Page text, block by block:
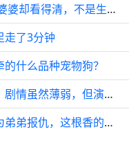
柳玉茹跟婆婆生分了 婆婆却看得清，不是生分是伤心！
走了3分钟
什么品种宠物狗？
脸部轮廓确实吸引人，剧情虽然薄弱，但演员的颜值为作品增色不少
入宫多年谋划，全是为弟弟报仇，这根香的演技绝了